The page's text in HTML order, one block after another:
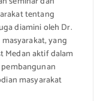
tentang
diamini oleh Dr.
yang
Medan aktif dalam
masyarakat